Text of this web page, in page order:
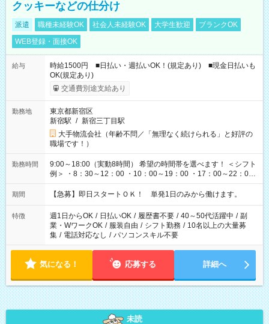
クッキーなどの仕分け
派遣 職種未経験OK 社会人未経験OK 大学生歓迎
ブランクOK
WEB登録・面接OK
給与
時給1500円 ■日払い・週払いOK！(規定あり) ■現金日払いも
OK(規定あり)
交通費別途支給あり
勤務地
東京都新宿区
新宿駅 / 新宿三丁目駅
大手物流会社（年齢不問／「無理なく続けられる」と好評の
職場です！）
勤務時間
9:00～18:00（実動8時間） 希望の時間帯を選べます！ ＜シフト
例＞ ・8：30～12：00 ・10：00～19：00 ・17：00～22：00
・13：00～22：00 ・22：00～翌6：00 など
期間 【急募】即日スタートＯＫ！ 単発1日のみから働けます。
特徴 週1日からOK / 日払いOK / 履歴書不要 / 40～50代活躍中 / 副
業・WワークOK / 服装自由 / シフト勤務 / 10名以上の大量募
集 / 電話対応なし / パソコンスキル不要
気になる！ 応募する 詳細へ
未読